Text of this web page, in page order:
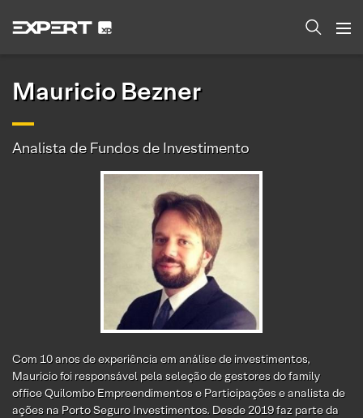
Mauricio Bezner
Analista de Fundos de Investimento
Com 10 anos de experiência em análise de investimentos,
Mauricio foi responsável pela seleção de gestores do family
office Quilombo Empreendimentos e Participações e analista de
ações na Porto Seguro Investimentos. Desde 2019 faz parte da